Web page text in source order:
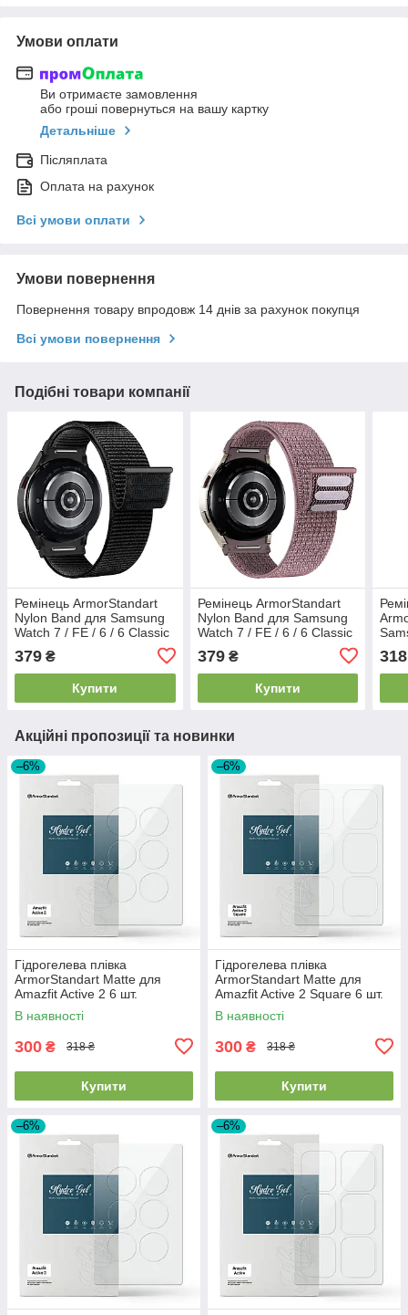
Умови оплати
Ви отримаєте замовлення
або гроші повернуться на вашу картку
Детальніше
Післяплата
Оплата на рахунок
Всі умови оплати
Умови повернення
Повернення товару впродовж 14 днів за рахунок покупця
Всі умови повернення
Подібні товари компанії
Ремінець ArmorStandart
Nylon Band для Samsung
Watch 7 / FE / 6 / 6 Classic
Black (ARM86847)
379 ₴
Купити
Ремінець ArmorStandart
Nylon Band для Samsung
Watch 7 / FE / 6 / 6 Classic
Dusty Rose (ARM86849)
379₴
Купити
318
Акційні пропозиції та новинки
–6%
Гідрогелева плівка
ArmorStandart Matte для
Amazfit Active 2 6 шт.
(ARM91945)
В наявності
300 ₴ 318 ₴
Купити
–6%
Гідрогелева плівка
ArmorStandart Matte для
Amazfit Active 2 Square 6 шт.
(ARM91946)
В наявності
300 ₴ 318 ₴
Купити
–6% –6%